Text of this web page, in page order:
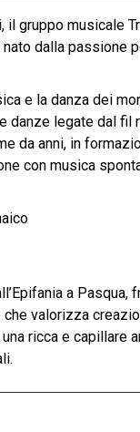
il gruppo musicale
nato dalla passione
e la danza dei
danze legate dal fil
da anni, in
con musica
a Pasqua,
valorizza
ricca e capillare